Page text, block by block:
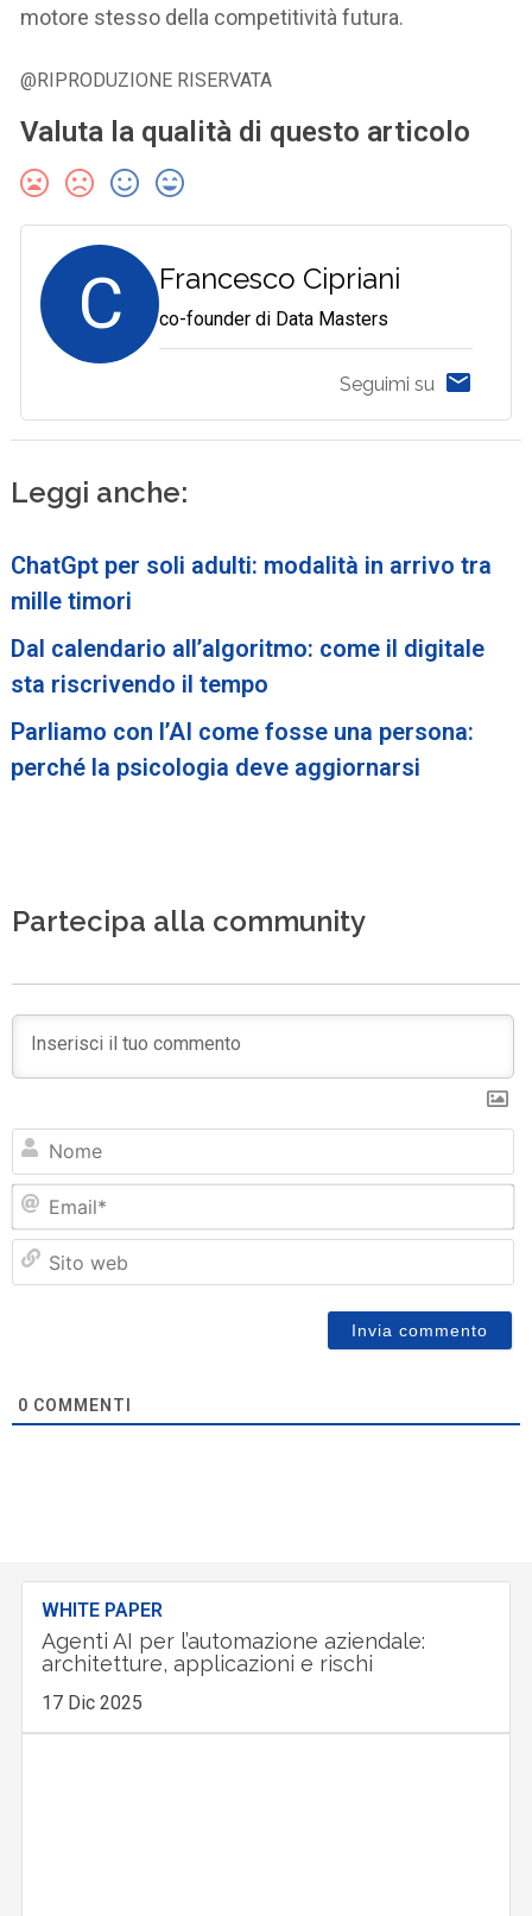
motore stesso della competitività futura.
@RIPRODUZIONE RISERVATA
Valuta la qualità di questo articolo
C Francesco Cipriani
co-founder di Data Masters
Seguimi su
Leggi anche:
ChatGpt per soli adulti: modalità in arrivo tra
mille timori
Dal calendario all’algoritmo: come il digitale
sta riscrivendo il tempo
Parliamo con l’AI come fosse una persona:
perché la psicologia deve aggiornarsi
Partecipa alla community
0 COMMENTI
WHITE PAPER
Agenti AI per l’automazione aziendale:
architetture, applicazioni e rischi
17 Dic 2025